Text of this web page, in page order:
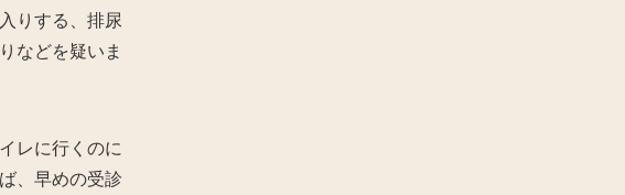
りする、排尿
などを疑いま
レに行くのに
、早めの受診